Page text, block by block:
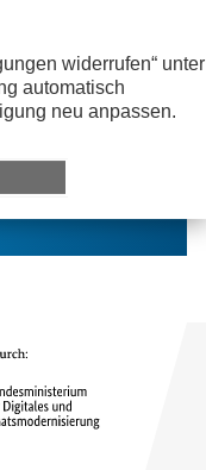
Sie von neuen
der AWV-
widerrufen“ unter
automatisch
neu anpassen.